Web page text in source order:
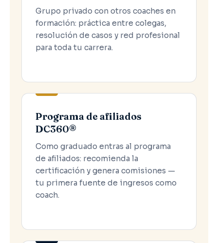
Grupo privado con otros coaches en
formación: práctica entre colegas,
resolución de casos y red profesional
para toda tu carrera.
Programa de afiliados
DC360®
Como graduado entras al programa
de afiliados: recomienda la
certificación y genera comisiones —
tu primera fuente de ingresos como
coach.